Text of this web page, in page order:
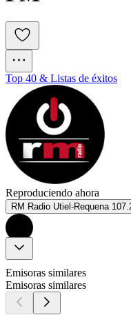
Top 40 & Listas de éxitos
Reproduciendo ahora
RM Radio Utiel-Requena
Emisoras similares
Emisoras similares